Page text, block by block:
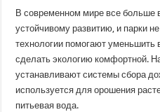
В современном мире все больше
устойчивому развитию, и парки
технологии помогают уменьшить
сделать экологию комфортной.
устанавливают системы сбора
используется для орошения
питьевая вода.